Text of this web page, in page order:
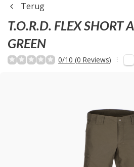
Terug
T.O.R.D. FLEX SHORT
GREEN
0/10 (0 Reviews)